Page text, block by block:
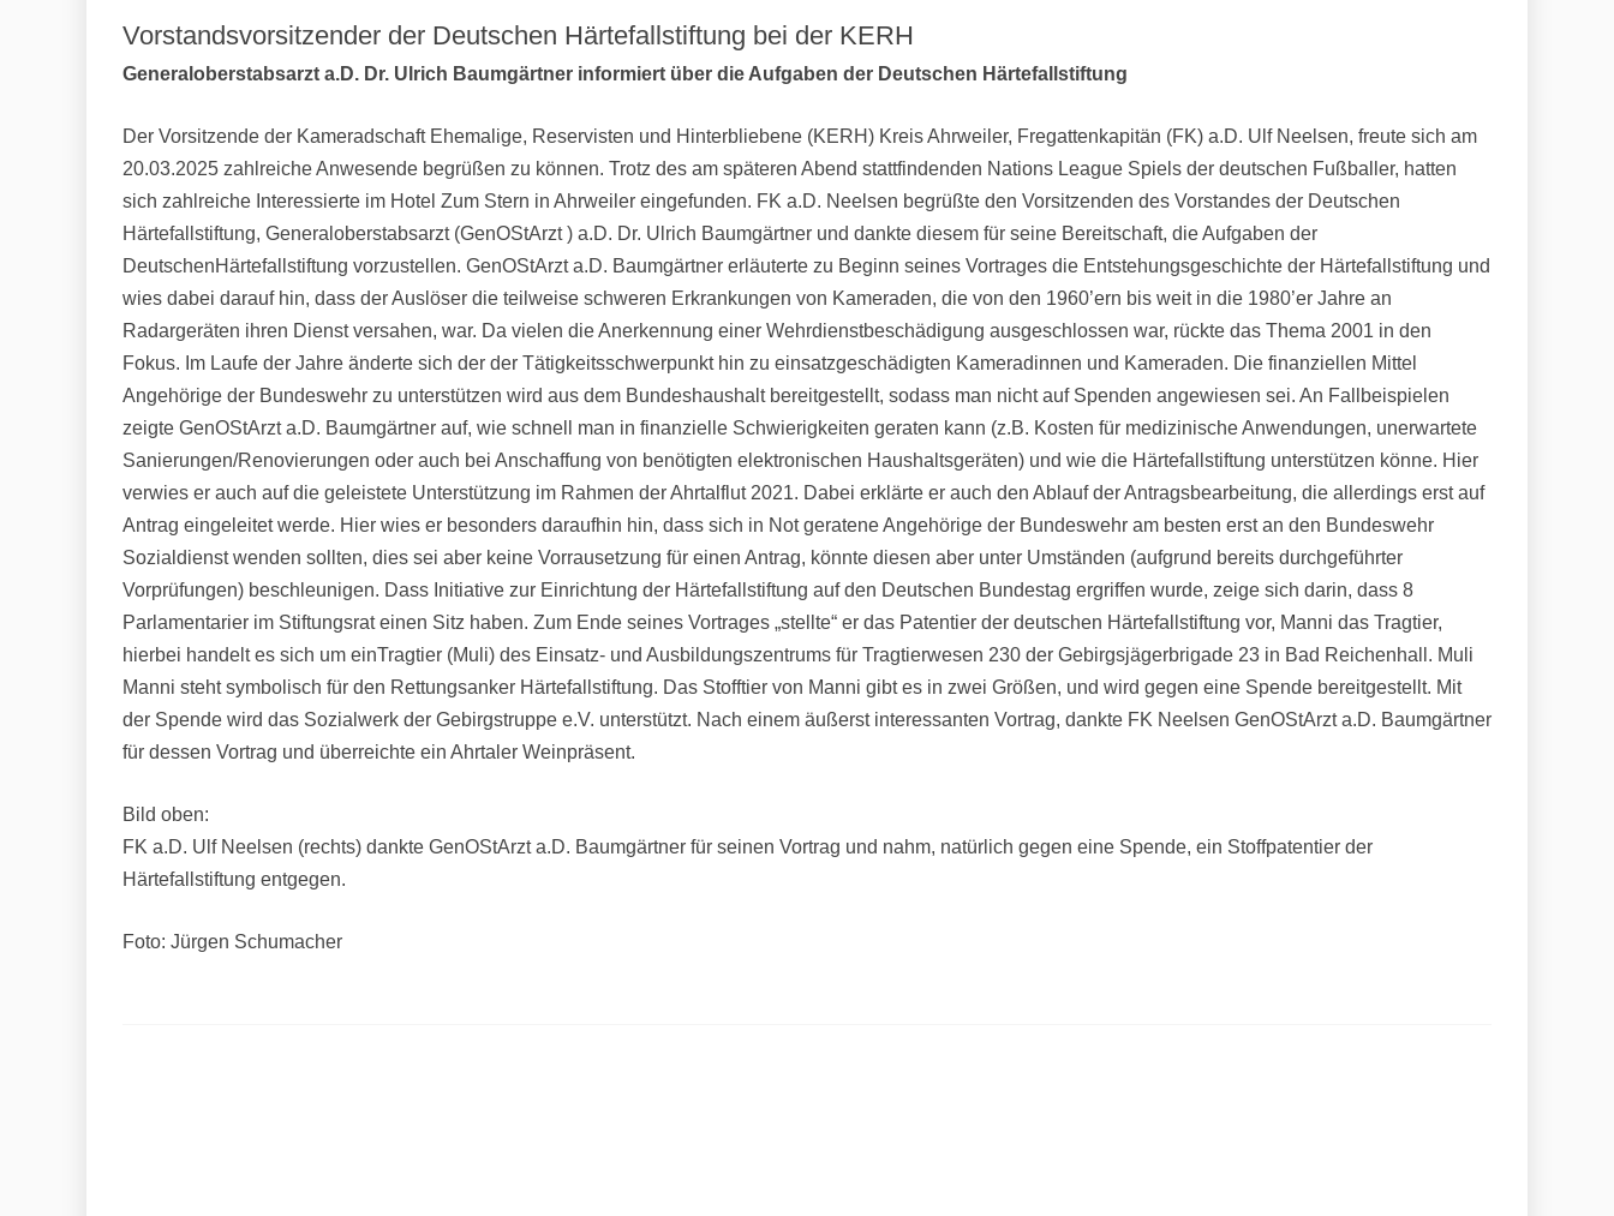
Vorstandsvorsitzender der Deutschen Härtefallstiftung bei der KERH
Generaloberstabsarzt a.D. Dr. Ulrich Baumgärtner informiert über die Aufgaben der Deutschen Härtefallstiftung
Der Vorsitzende der Kameradschaft Ehemalige, Reservisten und Hinterbliebene (KERH) Kreis Ahrweiler, Fregattenkapitän (FK) a.D. Ulf Neelsen, freute sich am
20.03.2025 zahlreiche Anwesende begrüßen zu können. Trotz des am späteren Abend stattfindenden Nations League Spiels der deutschen Fußballer, hatten
sich zahlreiche Interessierte im Hotel Zum Stern in Ahrweiler eingefunden. FK a.D. Neelsen begrüßte den Vorsitzenden des Vorstandes der Deutschen
Härtefallstiftung, Generaloberstabsarzt (GenOStArzt ) a.D. Dr. Ulrich Baumgärtner und dankte diesem für seine Bereitschaft, die Aufgaben der
DeutschenHärtefallstiftung vorzustellen. GenOStArzt a.D. Baumgärtner erläuterte zu Beginn seines Vortrages die Entstehungsgeschichte der Härtefallstiftung und
wies dabei darauf hin, dass der Auslöser die teilweise schweren Erkrankungen von Kameraden, die von den 1960’ern bis weit in die 1980’er Jahre an
Radargeräten ihren Dienst versahen, war. Da vielen die Anerkennung einer Wehrdienstbeschädigung ausgeschlossen war, rückte das Thema 2001 in den
Fokus. Im Laufe der Jahre änderte sich der der Tätigkeitsschwerpunkt hin zu einsatzgeschädigten Kameradinnen und Kameraden. Die finanziellen Mittel
Angehörige der Bundeswehr zu unterstützen wird aus dem Bundeshaushalt bereitgestellt, sodass man nicht auf Spenden angewiesen sei. An Fallbeispielen
zeigte GenOStArzt a.D. Baumgärtner auf, wie schnell man in finanzielle Schwierigkeiten geraten kann (z.B. Kosten für medizinische Anwendungen, unerwartete
Sanierungen/Renovierungen oder auch bei Anschaffung von benötigten elektronischen Haushaltsgeräten) und wie die Härtefallstiftung unterstützen könne. Hier
verwies er auch auf die geleistete Unterstützung im Rahmen der Ahrtalflut 2021. Dabei erklärte er auch den Ablauf der Antragsbearbeitung, die allerdings erst auf
Antrag eingeleitet werde. Hier wies er besonders daraufhin hin, dass sich in Not geratene Angehörige der Bundeswehr am besten erst an den Bundeswehr
Sozialdienst wenden sollten, dies sei aber keine Vorrausetzung für einen Antrag, könnte diesen aber unter Umständen (aufgrund bereits durchgeführter
Vorprüfungen) beschleunigen. Dass Initiative zur Einrichtung der Härtefallstiftung auf den Deutschen Bundestag ergriffen wurde, zeige sich darin, dass 8
Parlamentarier im Stiftungsrat einen Sitz haben. Zum Ende seines Vortrages „stellte“ er das Patentier der deutschen Härtefallstiftung vor, Manni das Tragtier,
hierbei handelt es sich um einTragtier (Muli) des Einsatz- und Ausbildungszentrums für Tragtierwesen 230 der Gebirgsjägerbrigade 23 in Bad Reichenhall. Muli
Manni steht symbolisch für den Rettungsanker Härtefallstiftung. Das Stofftier von Manni gibt es in zwei Größen, und wird gegen eine Spende bereitgestellt. Mit
der Spende wird das Sozialwerk der Gebirgstruppe e.V. unterstützt. Nach einem äußerst interessanten Vortrag, dankte FK Neelsen GenOStArzt a.D. Baumgärtner
für dessen Vortrag und überreichte ein Ahrtaler Weinpräsent.
Bild oben:
FK a.D. Ulf Neelsen (rechts) dankte GenOStArzt a.D. Baumgärtner für seinen Vortrag und nahm, natürlich gegen eine Spende, ein Stoffpatentier der
Härtefallstiftung entgegen.
Foto: Jürgen Schumacher